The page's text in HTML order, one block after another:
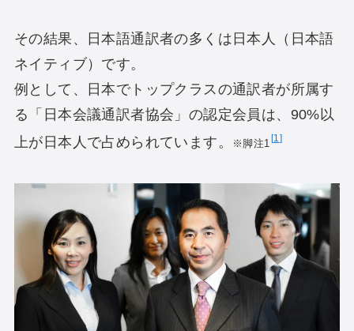
その結果、日本語通訳者の多くは日本人（日本語
ネイティブ）です。
例として、日本でトップクラスの通訳者が所属す
る「日本会議通訳者協会」の認定会員は、90%以
上が日本人で占められています。
※脚注1 1